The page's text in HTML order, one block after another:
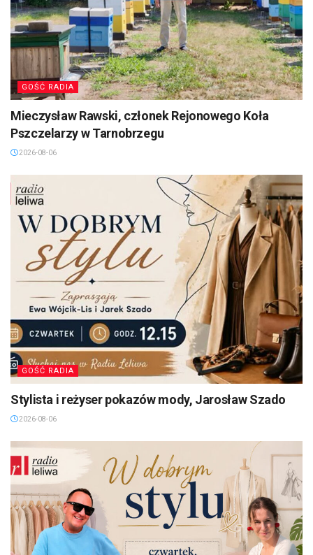
GOŚĆ RADIA
Mieczysław Rawski, członek Rejonowego Koła
Pszczelarzy w Tarnobrzegu
2026-08-06
GOŚĆ RADIA
Stylista i reżyser pokazów mody, Jarosław Szado
2026-08-06